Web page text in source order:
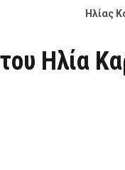
Ηλίας
Ηλία